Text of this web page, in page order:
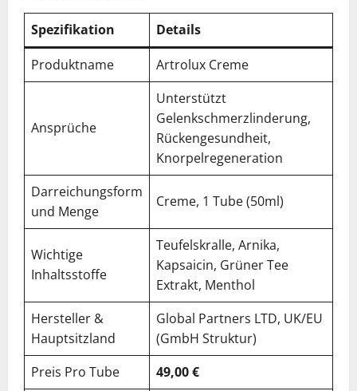
Spezifikation
Details
Produktname
Artrolux Creme
Ansprüche
Unterstützt
Gelenkschmerzlinderung,
Rückengesundheit,
Knorpelregeneration
Darreichungsform
und Menge
Creme, 1 Tube (50ml)
Wichtige
Inhaltsstoffe
Teufelskralle, Arnika,
Kapsaicin, Grüner Tee
Extrakt, Menthol
Hersteller &
Hauptsitzland
Global Partners LTD, UK/EU
(GmbH Struktur)
Preis Pro Tube
49,00 €